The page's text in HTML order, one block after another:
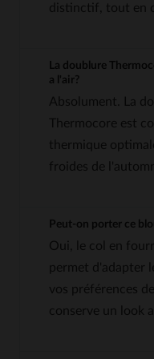
distinctif, tout en
La doublure
a l'air?
Absolument. La
Thermocore est
thermique
froides de
Peut-on porter ce
Oui, le col en
permet d'adapter
vos préférences
conserve un look